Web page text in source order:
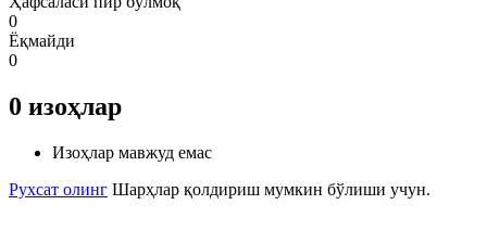
0
Ёқмайди
0
0 изоҳлар
Изоҳлар мавжуд емас
Рухсат олинг Шарҳлар қолдириш мумкин бўлиши учун.